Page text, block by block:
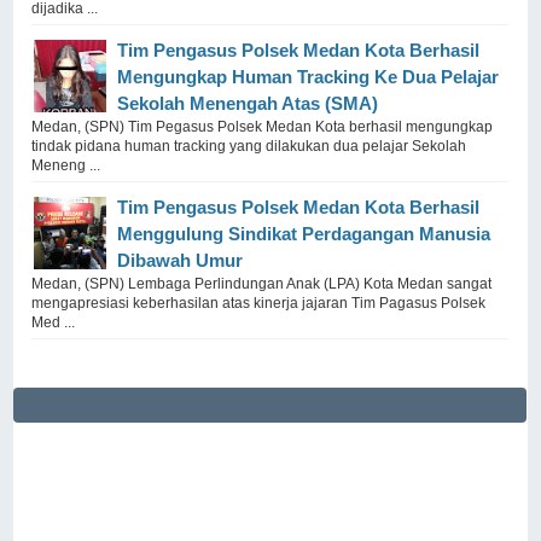
dijadika ...
Tim Pengasus Polsek Medan Kota Berhasil
Mengungkap Human Tracking Ke Dua Pelajar
Sekolah Menengah Atas (SMA)
Medan, (SPN) Tim Pegasus Polsek Medan Kota berhasil mengungkap
tindak pidana human tracking yang dilakukan dua pelajar Sekolah
Meneng ...
Tim Pengasus Polsek Medan Kota Berhasil
Menggulung Sindikat Perdagangan Manusia
Dibawah Umur
Medan, (SPN) Lembaga Perlindungan Anak (LPA) Kota Medan sangat
mengapresiasi keberhasilan atas kinerja jajaran Tim Pagasus Polsek
Med ...